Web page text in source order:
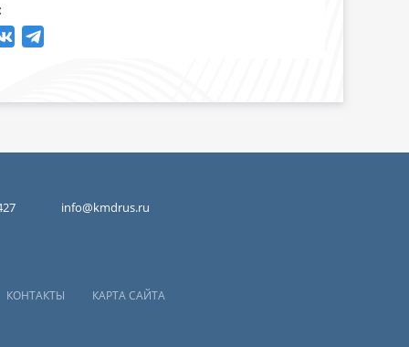
info@kmdrus.ru
КОНТАКТЫ КАРТА САЙТА